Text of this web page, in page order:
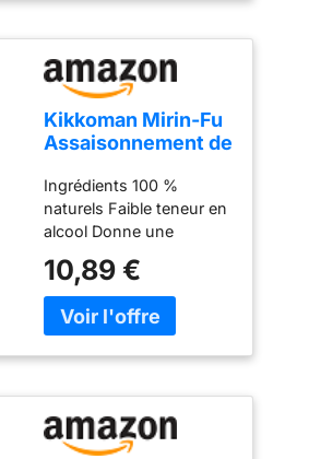
Kikkoman Mirin-Fu
Assaisonnement de
ml
Ingrédients 100 %
naturels Faible teneur en
alcool Donne une
aliments Polyvalent :
utilisation comme
ingrédient dans les
marinades Convient aux
végétaliens
10,89 €